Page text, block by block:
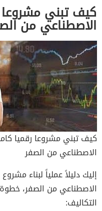
كيف تبني مشروعا
الاصطناعي من
كيف تبني مشروعا رقميا
الاصطناعي من الصفر
إليك دليلاً عملياً لبناء
الاصطناعي من الصفر،
التكاليف: